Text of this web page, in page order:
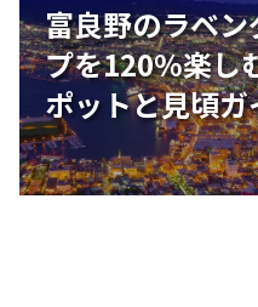
富良野のラベ
プを120%楽し
ポットと見頃ガ